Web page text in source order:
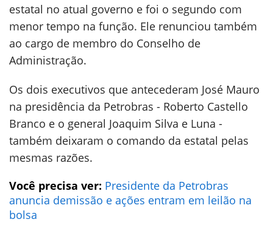
estatal no atual governo e foi o segundo com
menor tempo na função. Ele renunciou também
ao cargo de membro do Conselho de
Administração.
Os dois executivos que antecederam José Mauro
na presidência da Petrobras - Roberto Castello
Branco e o general Joaquim Silva e Luna -
também deixaram o comando da estatal pelas
mesmas razões.
Você precisa ver: Presidente da Petrobras
anuncia demissão e ações entram em leilão na
bolsa